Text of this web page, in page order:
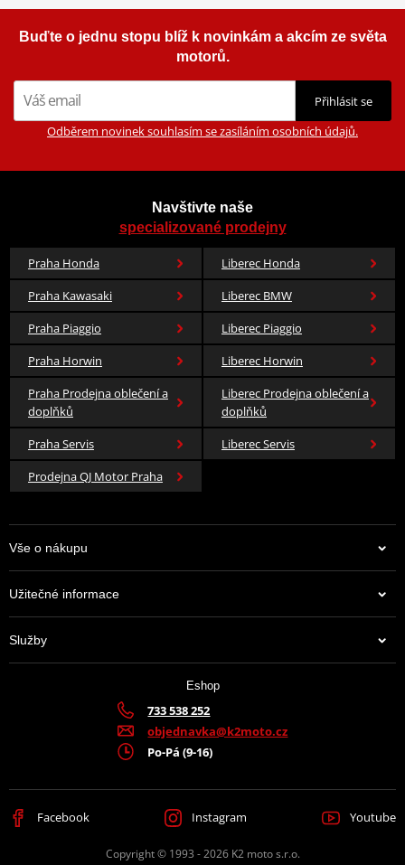
Buďte o jednu stopu blíž k novinkám a akcím ze světa
motorů.
Přihlásit se
Odběrem novinek souhlasím se zasíláním osobních údajů.
Navštivte naše
specializované prodejny
Praha Honda
Liberec Honda
Praha Kawasaki
Liberec BMW
Praha Piaggio
Liberec Piaggio
Praha Horwin
Liberec Horwin
Praha Prodejna oblečení a
doplňků
Liberec Prodejna oblečení a
doplňků
Praha Servis
Liberec Servis
Prodejna QJ Motor Praha
Vše o nákupu
Užitečné informace
Služby
Eshop
733 538 252
objednavka@k2moto.cz
Po-Pá (9-16)
Facebook Instagram Youtube
Copyright © 1993 - 2026 K2 moto s.r.o.